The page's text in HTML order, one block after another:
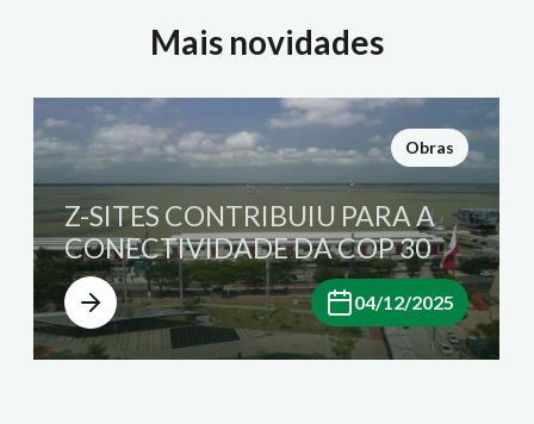
Mais novidades
Obras
Z-SITES CONTRIBUIU PARA A
CONECTIVIDADE DA COP 30
04/12/2025